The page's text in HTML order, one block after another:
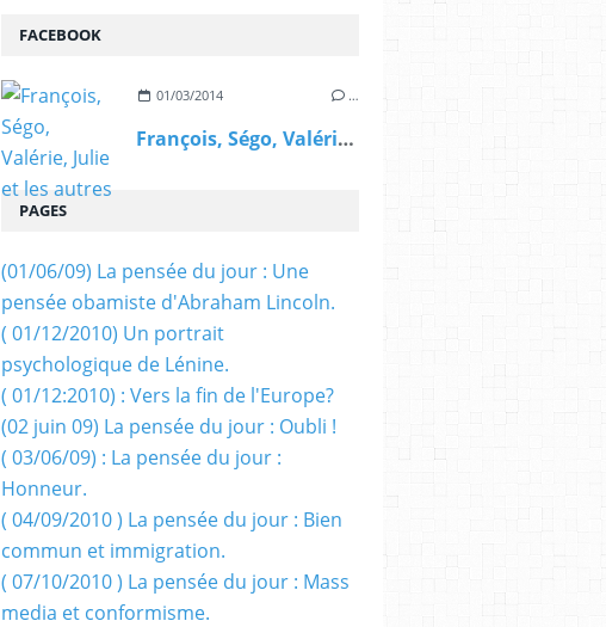
FACEBOOK
01/03/2014 …
François, Ségo, Valérie, Julie et les autres
PAGES
(01/06/09) La pensée du jour : Une
pensée obamiste d'Abraham Lincoln.
( 01/12/2010) Un portrait
psychologique de Lénine.
( 01/12:2010) : Vers la fin de l'Europe?
(02 juin 09) La pensée du jour : Oubli !
( 03/06/09) : La pensée du jour :
Honneur.
( 04/09/2010 ) La pensée du jour : Bien
commun et immigration.
( 07/10/2010 ) La pensée du jour : Mass
media et conformisme.